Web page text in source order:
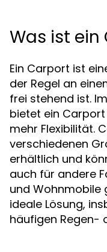
Was ist ein
Ein Carport ist
der Regel an
frei stehend ist.
bietet ein
mehr Flexibilität.
verschiedenen
erhältlich und
auch für andere
und Wohnmobile
ideale Lösung,
häufigen Regen-